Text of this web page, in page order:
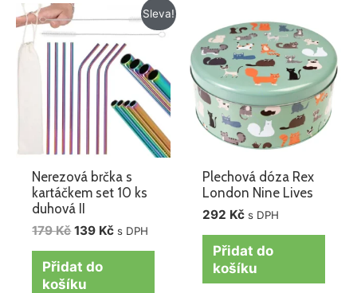
Sleva!
Nerezová brčka s
kartáčkem set 10 ks
duhová II
179Kč
Původní
cena
byla:
179 Kč.
139 Kč
Aktuální
cena
je:
139 Kč.
s DPH
Přidat do
košíku
Plechová dóza Rex
London Nine Lives
292 Kč s DPH
Přidat do
košíku